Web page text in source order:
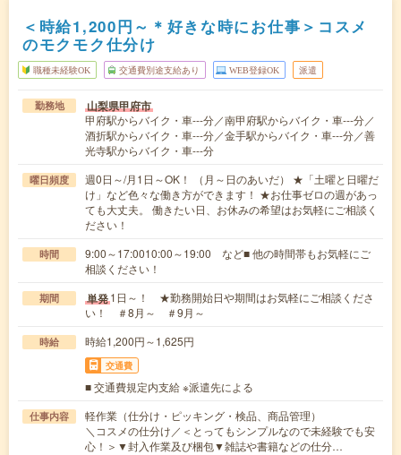
＜時給1,200円～＊好きな時にお仕事＞コスメ
のモクモク仕分け
職種未経験OK 交通費別途支給あり WEB登録OK 派遣
勤務地 山梨県甲府市
甲府駅からバイク・車---分／南甲府駅からバイク・車---分／
酒折駅からバイク・車---分／金手駅からバイク・車---分／善
光寺駅からバイク・車---分
曜日頻度
週0日～/月1日～OK！ （月～日のあいだ） ★「土曜と日曜だ
け」など色々な働き方ができます！ ★お仕事ゼロの週があっ
ても大丈夫。 働きたい日、お休みの希望はお気軽にご相談く
ださい！
時間
9:00～17:0010:00～19:00 など■ 他の時間帯もお気軽にご
相談ください！
期間 単発1日～！ ★勤務開始日や期間はお気軽にご相談くださ
い！ ＃8月～ ＃9月～
時給 時給1,200円～1,625円
交通費
■ 交通費規定内支給 ※派遣先による
仕事内容
軽作業（仕分け・ピッキング・検品、商品管理）
＼コスメの仕分け／＜とってもシンプルなので未経験でも安
心！＞▼封入作業及び梱包▼雑誌や書籍などの仕分…